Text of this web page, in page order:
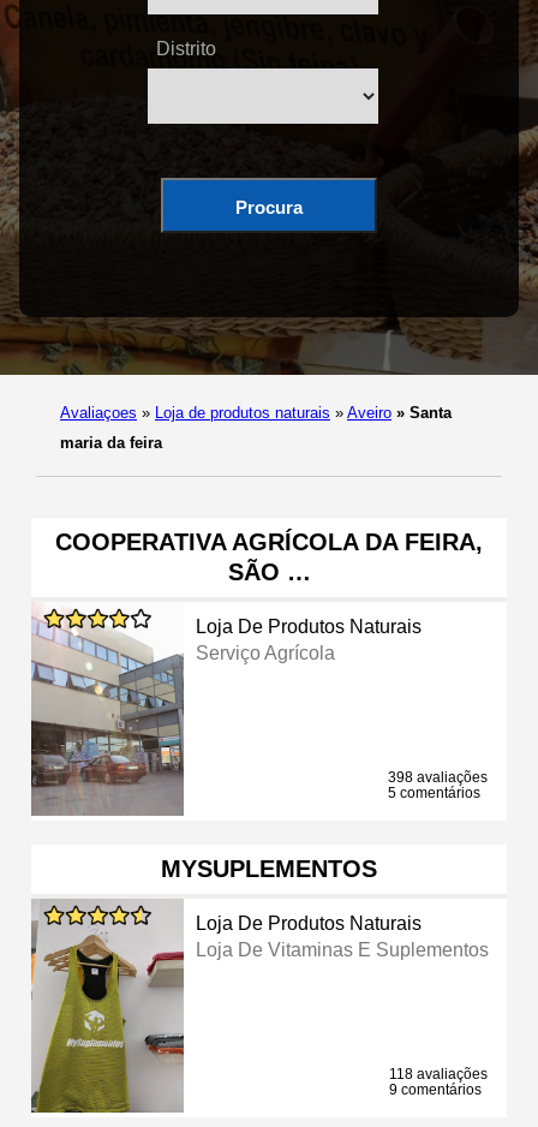
Distrito
Procura
Avaliaçoes » Loja de produtos naturais » Aveiro » Santa
maria da feira
COOPERATIVA AGRÍCOLA DA FEIRA,
SÃO …
Loja De Produtos Naturais
Serviço Agrícola
398 avaliações
5 comentários
MYSUPLEMENTOS
Loja De Produtos Naturais
Loja De Vitaminas E Suplementos
118 avaliações
9 comentários